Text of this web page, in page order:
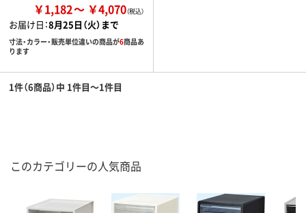
￥1,182 ￥4,070
お届け日：8月25日（火）まで
寸法・カラー・販売単位違いの商品が6商品あ
ります
1件（6商品）中 1件目～1件目
このカテゴリーの人気商品